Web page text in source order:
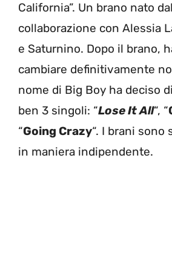
California”. Un brano nato
collaborazione con Alessia
e Saturnino. Dopo il brano,
cambiare definitivamente
nome di Big Boy ha deciso
ben 3 singoli: “Lose It All“, “
“Going Crazy“. I brani sono
in maniera indipendente.